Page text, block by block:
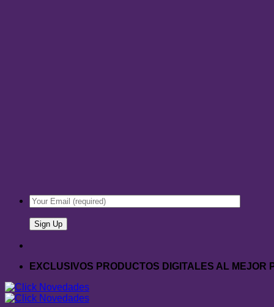
EXCLUSIVOS PRODUCTOS DIGITALES AL MEJOR